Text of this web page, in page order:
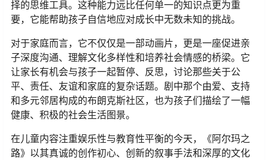
择的思维工具。这种能力远比任何单一的知识点更为重
要，它能帮助孩子自信地应对成长中无数未知的挑战。
对于家庭而言，它不仅仅是一部动画片，更是一座促进亲
子深度沟通、理解文化多样性和培养社会情感的桥梁。它
让家长有机会与孩子一起暂停、反思，讨论那些关于公
平、责任、友谊和家庭的复杂话题。剧中那个由爱、支持
和多元邻居构成的布朗克斯社区，也为孩子们描绘了一幅
健康、积极的社会生活图景。
在儿童内容注重娱乐性与教育性平衡的今天，《阿尔玛之
路》以其真诚的创作初心、创新的叙事手法和深厚的文化